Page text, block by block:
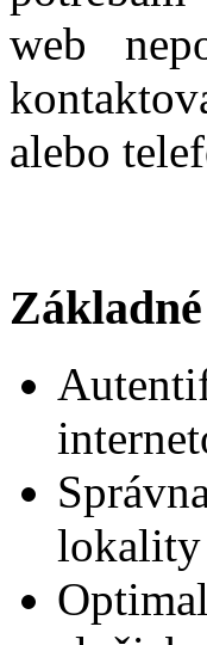
web
alebo
lokality